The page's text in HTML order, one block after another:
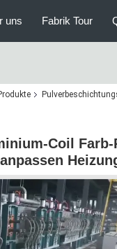
uns Fabrik Tour
Coil